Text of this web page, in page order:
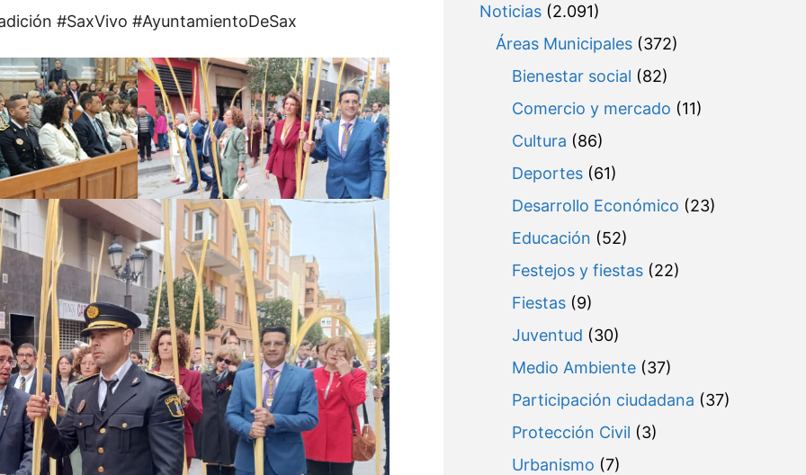
#SaxVivo #AyuntamientoDeSax
Noticias(2.091)
Áreas Municipales(372)
Bienestar social (82)
Comercio y mercado (11)
Cultura (86)
Deportes(61)
Desarrollo Económico (23)
Educación (52)
Festejos y fiestas(22)
Fiestas(9)
Juventud (30)
Medio Ambiente(37)
Participación ciudadana (37)
Protección Civil (3)
Urbanismo (7)